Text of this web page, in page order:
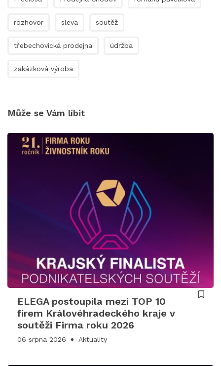
rozhovor sleva soutěž
třebechovická prodejna údržba
zakázková výroba
Může se Vám líbit
ELEGA postoupila mezi TOP 10
firem Královéhradeckého kraje v
soutěži Firma roku 2026
06 srpna 2026 Aktuality